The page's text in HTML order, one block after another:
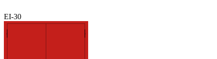
EI-30